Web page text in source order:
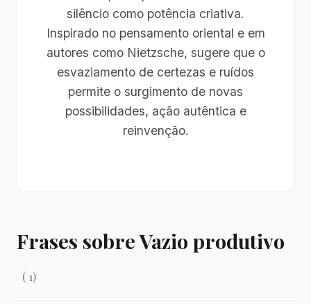
silêncio como potência criativa.
Inspirado no pensamento oriental e em
autores como Nietzsche, sugere que o
esvaziamento de certezas e ruídos
permite o surgimento de novas
possibilidades, ação autêntica e
reinvenção.
Frases sobre Vazio produtivo
( 1)